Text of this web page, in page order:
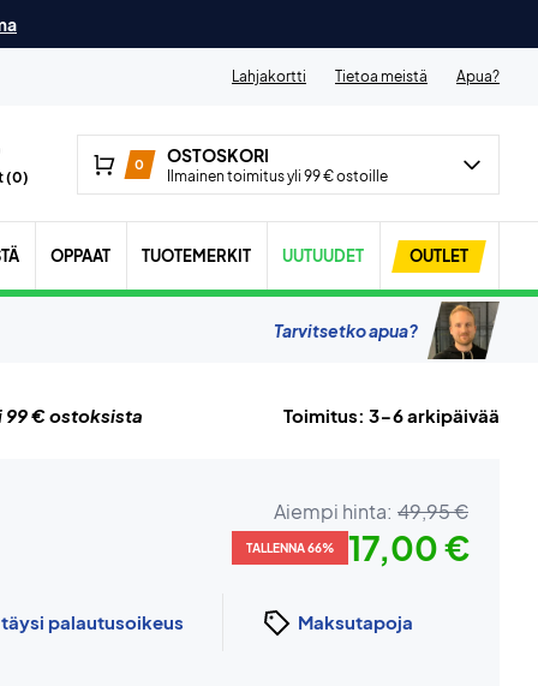
Lahjakortti Tietoa meistä Apua?
(0)
0 OSTOSKORI
Ilmainen toimitus yli 99 € ostoille
OPPAAT TUOTEMERKIT UUTUUDET OUTLET
Tarvitsetko apua?
99 € ostoksista Toimitus: 3-6 arkipäivää
Aiempi hinta: 49,95 €
TALLENNA 66% 17,00 €
täysi palautusoikeus Maksutapoja